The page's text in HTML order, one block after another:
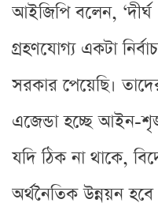
আইজিপি বলেন,
গ্রহণযোগ্য একটা
সরকার পেয়েছি।
এজেন্ডা হচ্ছে আইন-
যদি ঠিক না থাকে,
অর্থনৈতিক উন্নয়ন